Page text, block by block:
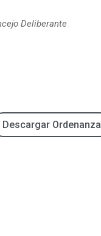
Deliberante
Descargar Ordenanza